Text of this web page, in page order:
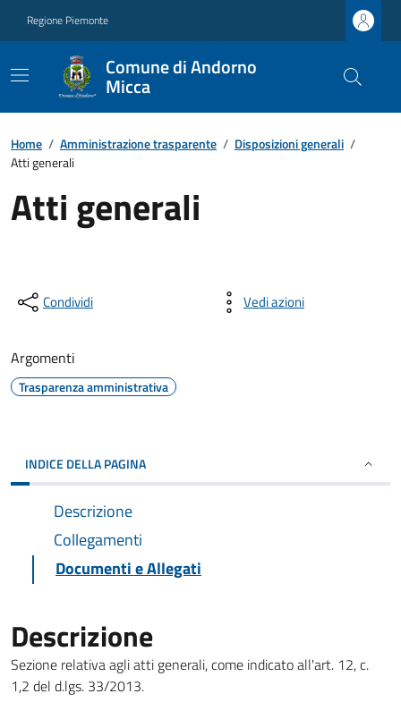
Regione Piemonte
Comune di Andorno
Micca
Home / Amministrazione trasparente / Disposizioni generali /
Atti generali
Atti generali
Condividi Vedi azioni
Argomenti
Trasparenza amministrativa
INDICE DELLA PAGINA
Descrizione
Collegamenti
Documenti e Allegati
Descrizione
Sezione relativa agli atti generali, come indicato all'art. 12, c.
1,2 del d.lgs. 33/2013.